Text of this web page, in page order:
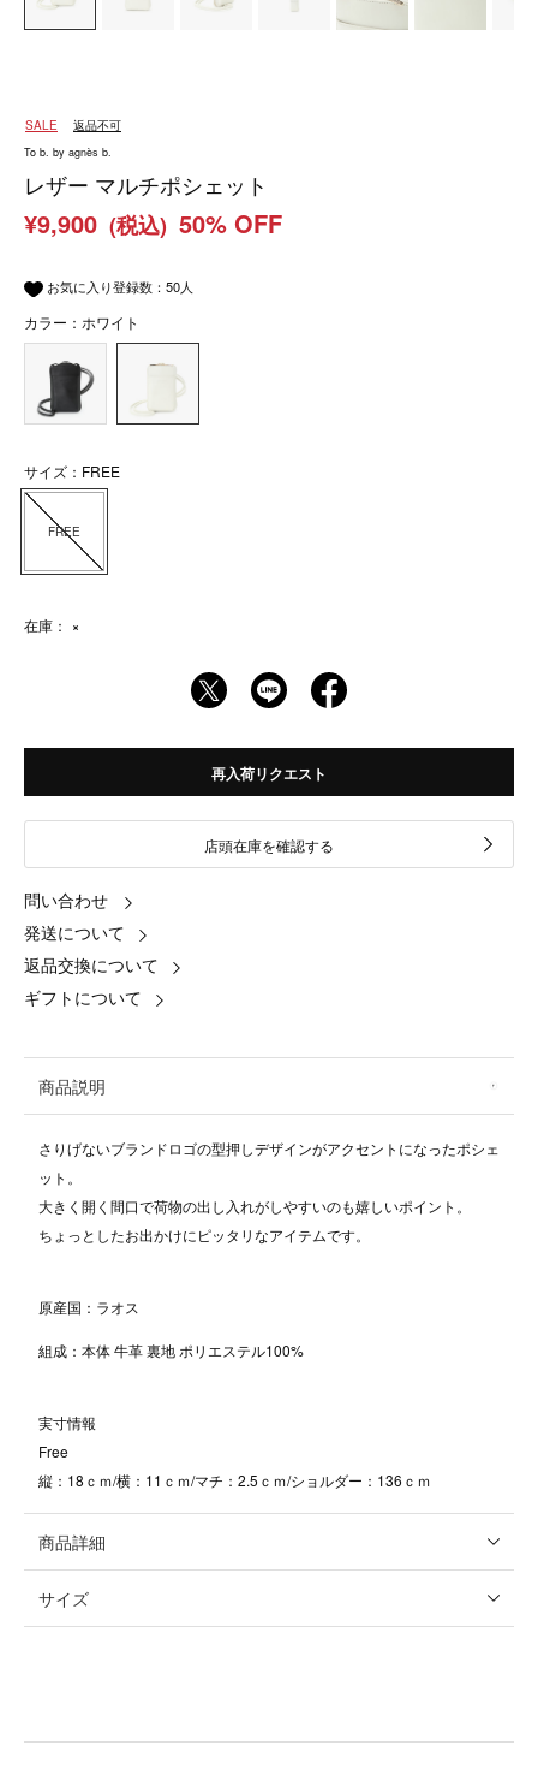
SALE 返品不可
To b. by agnès b.
レザー マルチポシェット
¥9,900 (税込) 50% OFF
お気に入り登録数： 50人
カラー：ホワイト
サイズ：FREE
FREE
在庫： ×
再入荷リクエスト
店頭在庫を確認する
問い合わせ
発送について
返品交換について
ギフトについて
商品説明
さりげないブランドロゴの型押しデザインがアクセントになったポシェ
ット。
大きく開く間口で荷物の出し入れがしやすいのも嬉しいポイント。
ちょっとしたお出かけにピッタリなアイテムです。
原産国：ラオス
組成：本体 牛革 裏地 ポリエステル100%
実寸情報
Free
縦：18ｃｍ/横：11ｃｍ/マチ：2.5ｃｍ/ショルダー：136ｃｍ
商品詳細
サイズ